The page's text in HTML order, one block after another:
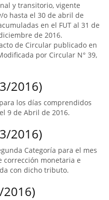
y transitorio, vigente
hasta el 30 de abril de
en el FUT al 31 de
de 2016.
de Circular publicado en
por Circular N° 39,
2016)
los días comprendidos
9 de Abril de 2016.
2016)
Categoría para el mes
corrección monetaria e
con dicho tributo.
2016)